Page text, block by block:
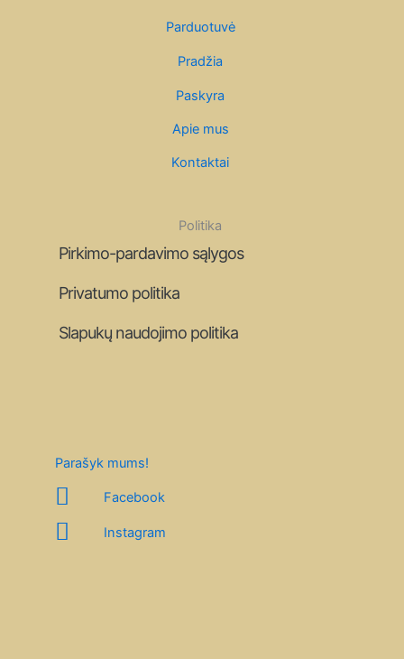
on
product
page
Parduotuvė
Pradžia
Paskyra
Apie mus
Kontaktai
Politika
Pirkimo-pardavimo sąlygos
Privatumo politika
Slapukų naudojimo politika
Parašyk mums!
Facebook
Instagram